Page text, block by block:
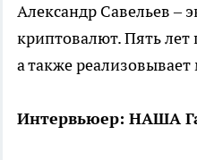
Александр Савельев –
криптовалют. Пять лет
а также
Интервьюер: НАША